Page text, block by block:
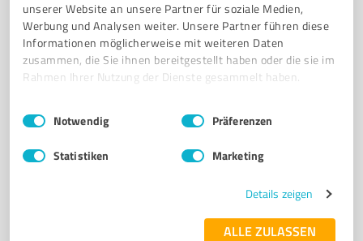
unserer Website an unsere Partner für soziale Medien,
Werbung und Analysen weiter. Unsere Partner führen diese
Informationen möglicherweise mit weiteren Daten
zusammen, die Sie ihnen bereitgestellt haben oder die sie im
Rahmen Ihrer Nutzung der Dienste gesammelt haben.
Impressum Datenschutzbestimmungen
Einwilligungsauswahl
Notwendig Präferenzen
Statistiken Marketing
Details zeigen
ALLE ZULASSEN
6 Betreuungs- & Pflegeeinrichtungen
K&S Seniorenresidenz Rudolstadt -
Cumbach
Zuhause für qualifizierte Pflege
PFLEGEHEIM RUDOLSTADT
K&S GRUPPE